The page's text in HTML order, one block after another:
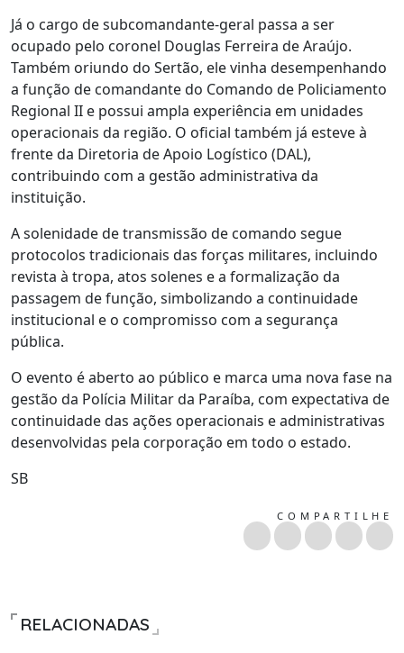
Já o cargo de subcomandante-geral passa a ser
ocupado pelo coronel Douglas Ferreira de Araújo.
Também oriundo do Sertão, ele vinha desempenhando
a função de comandante do Comando de Policiamento
Regional II e possui ampla experiência em unidades
operacionais da região. O oficial também já esteve à
frente da Diretoria de Apoio Logístico (DAL),
contribuindo com a gestão administrativa da
instituição.
A solenidade de transmissão de comando segue
protocolos tradicionais das forças militares, incluindo
revista à tropa, atos solenes e a formalização da
passagem de função, simbolizando a continuidade
institucional e o compromisso com a segurança
pública.
O evento é aberto ao público e marca uma nova fase na
gestão da Polícia Militar da Paraíba, com expectativa de
continuidade das ações operacionais e administrativas
desenvolvidas pela corporação em todo o estado.
SB
COMPARTILHE
RELACIONADAS